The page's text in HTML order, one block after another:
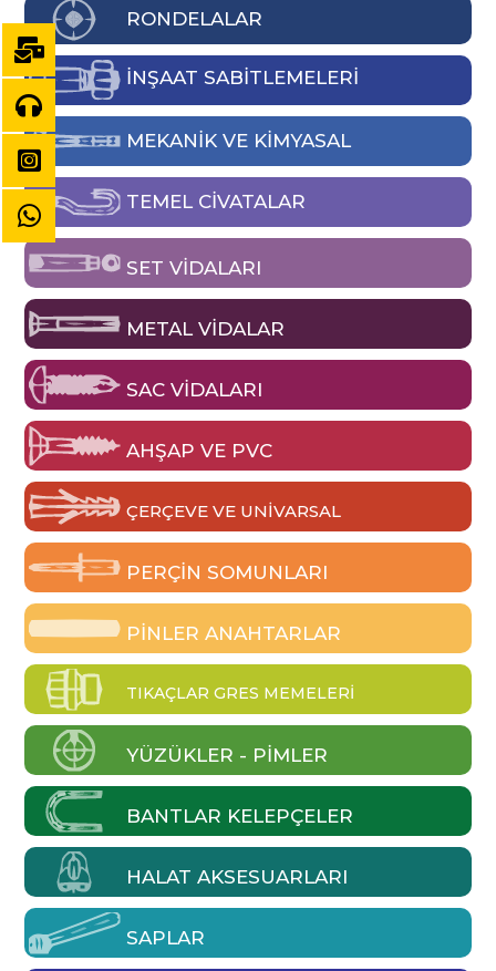
RONDELALAR
İNŞAAT SABİTLEMELERİ
MEKANIK VE KIMYASAL
TEMEL CIVATALAR
SET VIDALARI
METAL VIDALAR
SAC VIDALARI
AHŞAP VE PVC
ÇERÇEVE VE UNIVARSAL
PERÇIN SOMUNLARI
PINLER ANAHTARLAR
TIKAÇLAR GRES MEMELERI
YÜZÜKLER - PIMLER
BANTLAR KELEPÇELER
HALAT AKSESUARLARI
SAPLAR